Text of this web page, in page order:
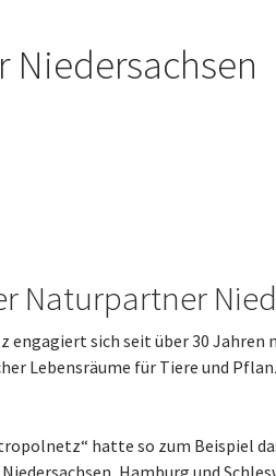
Niedersachsen
Naturpartner
engagiert sich seit über 30
Lebensräume für Tiere und
hatte so zum Beispiel
Hamburg und